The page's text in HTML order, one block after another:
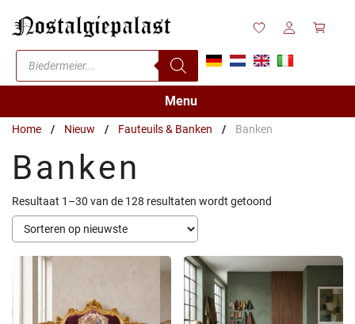
naar
inhoud
Producten
zoeken
Menu
Home / Nieuw / Fauteuils & Banken / Banken
Banken
Resultaat 1–30 van de 128 resultaten wordt getoond